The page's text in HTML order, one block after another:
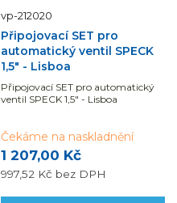
vp-212020
Připojovací SET pro
automatický ventil SPECK
1,5" - Lisboa
Připojovací SET pro automatický
ventil SPECK 1,5" - Lisboa
1 207,00 Kč
997,52 Kč bez DPH
Čekáme na naskladnění